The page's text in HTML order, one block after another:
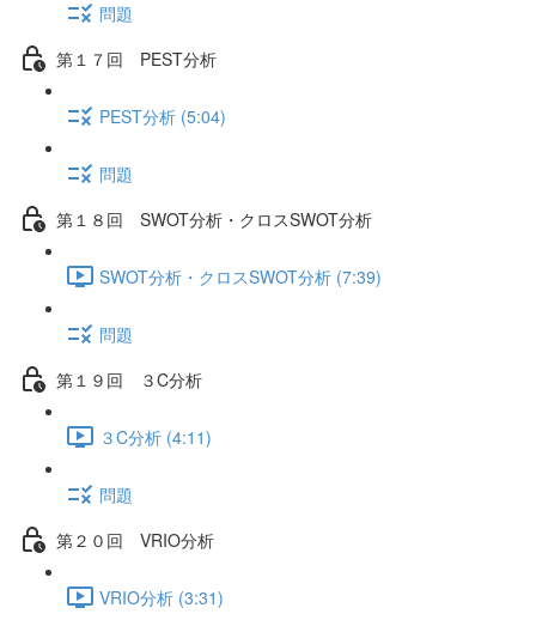
問題
第１７回 PEST分析
PEST分析 (5:04)
問題
第１８回 SWOT分析・クロスSWOT分析
SWOT分析・クロスSWOT分析 (7:39)
問題
第１９回 ３C分析
３C分析 (4:11)
問題
第２０回 VRIO分析
VRIO分析 (3:31)